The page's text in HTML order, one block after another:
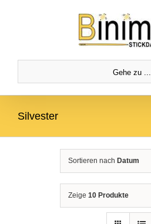
Gehe zu ...
Silvester
Sortieren nach Datum
Zeige 10 Produkte